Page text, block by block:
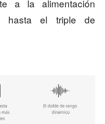
a la alimentación
hasta el triple de